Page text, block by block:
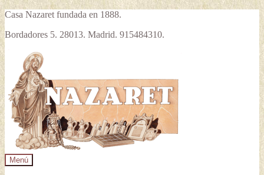
Casa Nazaret fundada en 1888.
Bordadores 5. 28013. Madrid. 915484310.
la
navegación
contenido
Menú